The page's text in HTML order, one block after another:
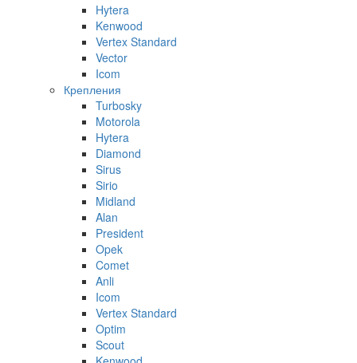
Hytera
Kenwood
Vertex Standard
Vector
Icom
Крепления
Turbosky
Motorola
Hytera
Diamond
Sirus
Sirio
Midland
Alan
President
Opek
Comet
Anli
Icom
Vertex Standard
Optim
Scout